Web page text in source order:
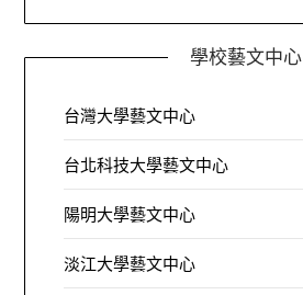
學校藝文中心
台灣大學藝文中心
台北科技大學藝文中心
陽明大學藝文中心
淡江大學藝文中心